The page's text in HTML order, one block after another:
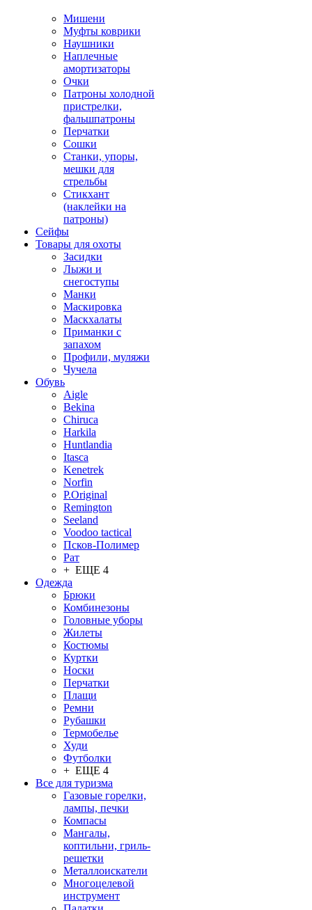
Мишени
Муфты коврики
Наушники
Наплечные
амортизаторы
Очки
Патроны холодной
пристрелки,
фальшпатроны
Перчатки
Сошки
Станки, упоры,
мешки для
стрельбы
Стикхант
(наклейки на
патроны)
Сейфы
Товары для охоты
Засидки
Лыжи и
снегоступы
Манки
Маскировка
Маскхалаты
Приманки с
запахом
Профили, муляжи
Чучела
Обувь
Aigle
Bekina
Chiruсa
Harkila
Huntlandia
Itasca
Kenetrek
Norfin
P.Original
Remington
Seeland
Voodoo tactical
Псков-Полимер
Рат
+ ЕЩЕ 4
Одежда
Брюки
Комбинезоны
Головные уборы
Жилеты
Костюмы
Куртки
Носки
Перчатки
Плащи
Ремни
Рубашки
Термобелье
Худи
Футболки
+ ЕЩЕ 4
Все для туризма
Газовые горелки,
лампы, печки
Компасы
Мангалы,
коптильни, гриль-
решетки
Металлоискатели
Многоцелевой
инструмент